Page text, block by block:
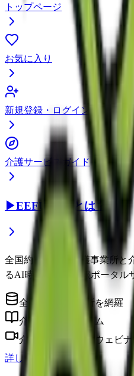
トップページ
お気に入り
新規登録・ログイン
介護サービスガイド
▶EEFUL DBとは？
全国約22万件の介護事業所と
るAI時代の介護情報ポータル
全国の介護事業所を網羅
介護に役立つコラム
介護のプロによるウェビナ
詳しく見る